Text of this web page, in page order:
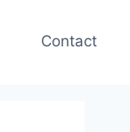
Contact